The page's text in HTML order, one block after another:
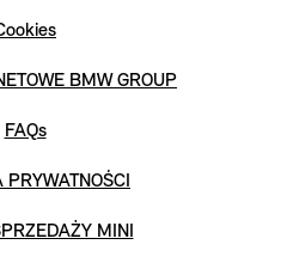
BMW GROUP
FAQs
PRYWATNOŚCI
MINI